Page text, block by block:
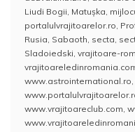
b
o
o
k
Liudi Bogii, Matuşka,
portalulvrajitoarelor.ro,
Rusia, Sabaoth, secta,
Sladoiedski, vrajitoare-
www.astrointernational.ro,
www.vrajitoareclub.com,